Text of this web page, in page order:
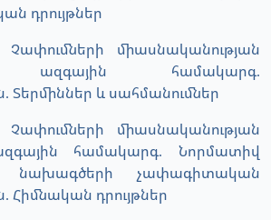
դրույթներ
Չափումների միասնականության
ազգային համակարգ.
Տերմիններ և սահմանումներ
Չափումների միասնականության
համակարգ. Նորմատիվ
նախագծերի չափագիտական
Հիմնական դրույթներ